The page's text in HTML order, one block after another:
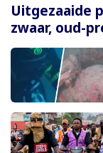
Uitgezaaide
zwaar, oud-